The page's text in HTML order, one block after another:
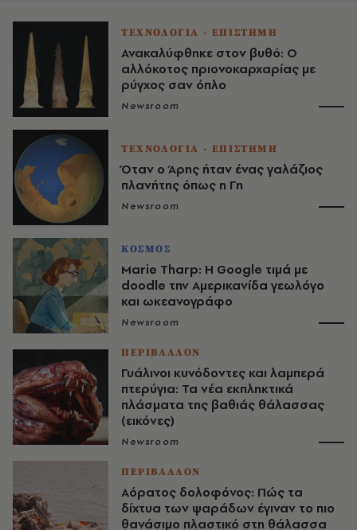
ΤΕΧΝΟΛΟΓΙΑ - ΕΠΙΣΤΗΜΗ
Ανακαλύφθηκε στον βυθό: Ο
αλλόκοτος πριονοκαρχαρίας με
ρύγχος σαν όπλο
Newsroom
ΤΕΧΝΟΛΟΓΙΑ - ΕΠΙΣΤΗΜΗ
Όταν ο Άρης ήταν ένας γαλάζιος
πλανήτης όπως η Γη
Newsroom
ΚΟΣΜΟΣ
Marie Tharp: H Google τιμά με
doodle την Αμερικανίδα γεωλόγο
και ωκεανογράφο
Newsroom
ΠΕΡΙΒΑΛΛΟΝ
Γυάλινοι κυνόδοντες και λαμπερά
πτερύγια: Τα νέα εκπληκτικά
πλάσματα της βαθιάς θάλασσας
(εικόνες)
Newsroom
ΠΕΡΙΒΑΛΛΟΝ
Αόρατος δολοφόνος: Πώς τα
δίχτυα των ψαράδων έγιναν το πιο
θανάσιμο πλαστικό στη θάλασσα